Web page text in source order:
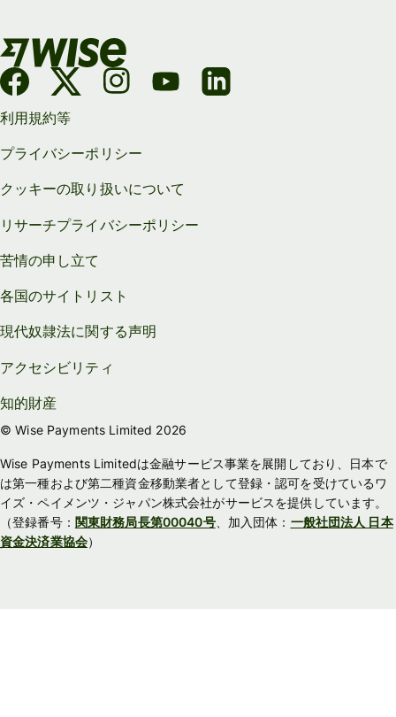
利用規約等
プライバシーポリシー
クッキーの取り扱いについて
リサーチプライバシーポリシー
苦情の申し立て
各国のサイトリスト
現代奴隷法に関する声明
アクセシビリティ
知的財産
© Wise Payments Limited 2026
Wise Payments Limitedは金融サービス事業を展開しており、日本で
は第一種および第二種資金移動業者として登録・認可を受けているワ
イズ・ペイメンツ・ジャパン株式会社がサービスを提供しています。
（登録番号： 関東財務局長第00040号、加入団体： 一般社団法人 日本
資金決済業協会）